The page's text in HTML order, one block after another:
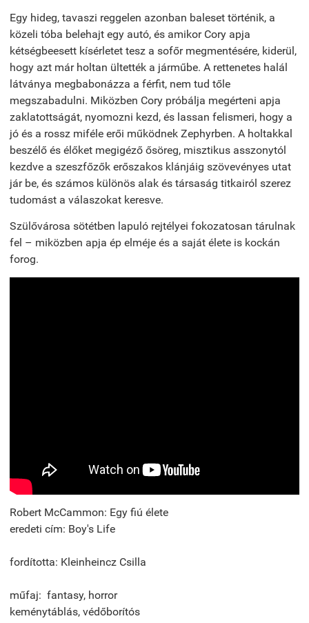
Egy hideg, tavaszi reggelen azonban baleset történik, a
közeli tóba belehajt egy autó, és amikor Cory apja
kétségbeesett kísérletet tesz a sofőr megmentésére, kiderül,
hogy azt már holtan ültették a járműbe. A rettenetes halál
látványa megbabonázza a férfit, nem tud tőle
megszabadulni. Miközben Cory próbálja megérteni apja
zaklatottságát, nyomozni kezd, és lassan felismeri, hogy a
jó és a rossz miféle erői működnek Zephyrben. A holtakkal
beszélő és élőket megigéző ősöreg, misztikus asszonytól
kezdve a szeszfőzők erőszakos klánjáig szövevényes utat
jár be, és számos különös alak és társaság titkairól szerez
tudomást a válaszokat keresve.
Szülővárosa sötétben lapuló rejtélyei fokozatosan tárulnak
fel – miközben apja ép elméje és a saját élete is kockán
forog.
Robert McCammon: Egy fiú élete
eredeti cím: Boy's Life
fordította: Kleinheincz Csilla
műfaj: fantasy, horror
keménytáblás, védőborítós